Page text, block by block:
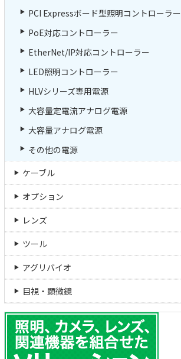
PCI Expressボード型照明コントローラー
PoE対応コントローラー
EtherNet/IP対応コントローラー
LED照明コントローラー
HLVシリーズ専用電源
大容量定電流アナログ電源
大容量アナログ電源
その他の電源
ケーブル
オプション
レンズ
ツール
アグリバイオ
目視・顕微鏡